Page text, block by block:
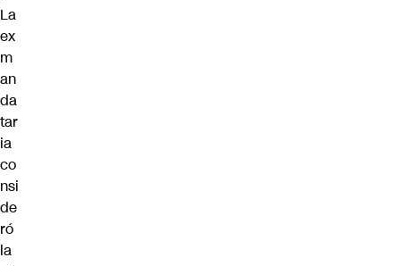
La
ex
m
an
da
tar
ia
co
nsi
de
ró
la